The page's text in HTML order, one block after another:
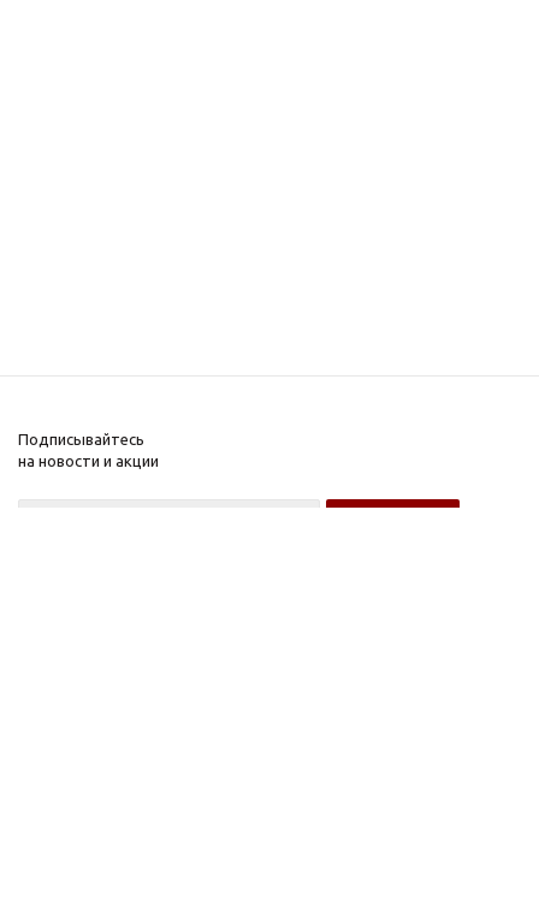
Подписывайтесь
на новости и акции